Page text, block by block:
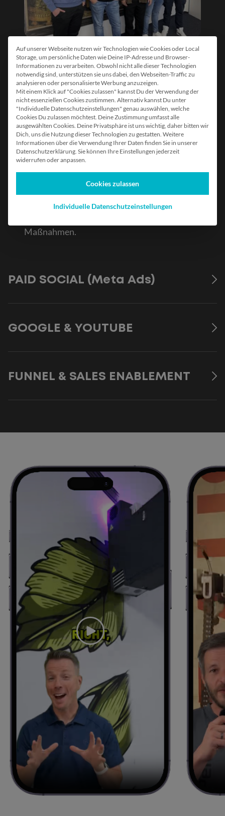
Wir starteten mit gemeinsamen Strategie-
Sessions, um wallPen neu zu positionieren:
Fokus aufBusiness Opportunity
statt nur
auf Produktfeatures
Aufbau einerskalierbaren Content- &
Funnel-Logik für erklärungsbedürftige
Investitionsgüter
Definition vonKernbotschaften,
Maßnahmen.
PAID SOCIAL (Meta Ads)
GOOGLE & YOUTUBE
FUNNEL & SALES ENABLEMENT
Wir verwenden
Auf unserer Webseite nutzen wir Technologien wie Cookies oder Local
Storage, um persönliche Daten wie Deine IP-Adresse und Browser-
Informationen zu verarbeiten. Obwohl nicht alle dieser Technologien
notwendig sind, unterstützen sie uns dabei, den Webseiten-Traffic zu
analysieren oder personalisierte Werbung anzuzeigen.
Mit einem Klick auf "Cookies zulassen" kannst Du der Verwendung der
nicht essenziellen Cookies zustimmen. Alternativ kannst Du unter
"Individuelle Datenschutzeinstellungen" genau auswählen, welche
Cookies Du zulassen möchtest. Deine Zustimmung umfasst alle
ausgewählten Cookies. Deine Privatsphäre ist uns wichtig, daher bitten wir
Dich, uns die Nutzung dieser Technologien zu gestatten. Weitere
Informationen über die Verwendung Ihrer Daten finden Sie in unserer
Datenschutzerklärung. Sie können Ihre Einstellungen jederzeit
widerrufen oder anpassen.
Cookies zulassen
Individuelle Datenschutzeinstellungen